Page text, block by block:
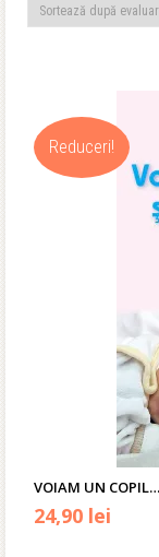
Reduceri!
VOIAM UN
Prețul
24,90 lei